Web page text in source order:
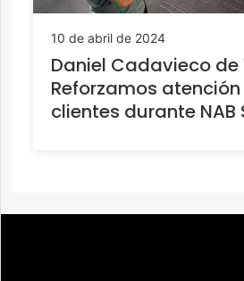
10 de abril de 2024
Daniel Cadavieco de
Reforzamos
clientes durante NAB